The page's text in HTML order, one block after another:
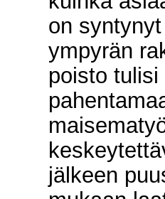
on
ympyrän
poisto
jälkeen